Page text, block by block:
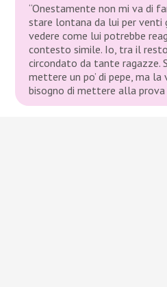
“Onestamente non mi va di
stare lontana da lui per venti
vedere come lui potrebbe
contesto simile. Io, tra il
circondato da tante ragazze.
mettere un po’ di pepe, ma
bisogno di mettere alla